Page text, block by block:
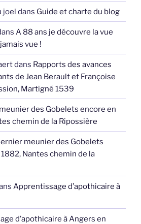
joel dans Guide et charte du blog
A 88 ans je découvre la vue
vue !
dans Rapports des avances
de Jean Berault et Françoise
Martigné 1539
des Gobelets encore en
chemin de la Ripossière
meunier des Gobelets
Nantes chemin de la
Apprentissage d’apothicaire à
d’apothicaire à Angers en